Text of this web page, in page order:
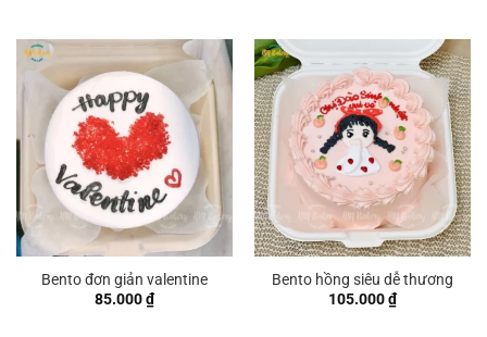
Bento đơn giản valentine
85.000₫
Bento hồng siêu dễ thương
105.000₫